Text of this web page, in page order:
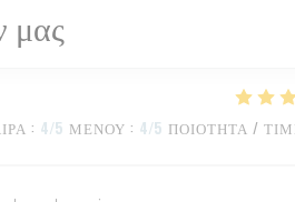
μας
: 4/5 ΜΕΝΟΎ : 4/5 ΠΟΙΌΤΗΤΑ /